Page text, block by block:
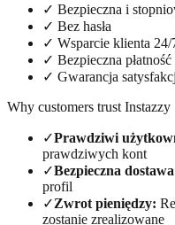
✓ Bezpieczna i
✓ Bez hasła
✓ Wsparcie klienta 24/
✓ Bezpieczna płatność
✓ Gwarancja
Why customers trust Instazzy
✓Prawdziwi
prawdziwych kont
✓Bezpieczna dostawa
profil
✓Zwrot pieniędzy:
zostanie zrealizowane